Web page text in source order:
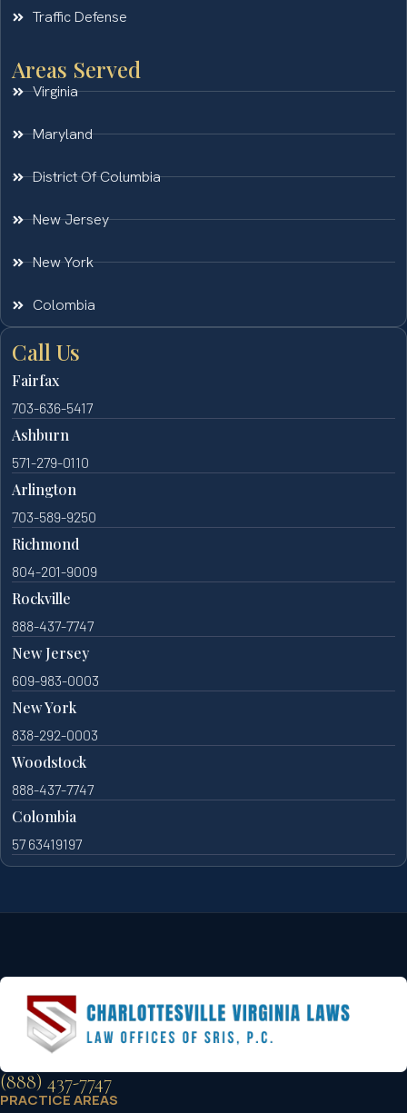
Traffic Defense
Areas Served
Virginia
Maryland
District Of Columbia
New Jersey
New York
Colombia
Call Us
Fairfax
703-636-5417
Ashburn
571-279-0110
Arlington
703-589-9250
Richmond
804-201-9009
Rockville
888-437-7747
New Jersey
609-983-0003
New York
838-292-0003
Woodstock
888-437-7747
Colombia
57 63419197
(888) 437-7747
PRACTICE AREAS